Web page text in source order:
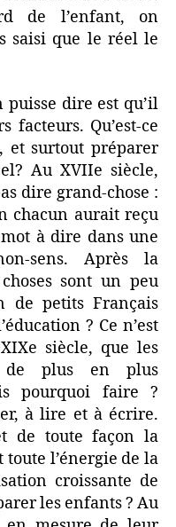
de l’enfant, on
saisi que le réel le
puisse dire est qu’il
Qu’est-ce
et surtout préparer
Au XVIIe siècle,
dire grand-chose :
chacun aurait reçu
à dire dans une
sens. Après la
sont un peu
de petits Français
? Ce n’est
siècle, que les
de plus en plus
pourquoi faire ?
à lire et à écrire.
de toute façon la
l’énergie de la
croissante de
les enfants ? Au